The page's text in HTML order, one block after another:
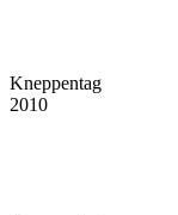
Kneppentag
2010